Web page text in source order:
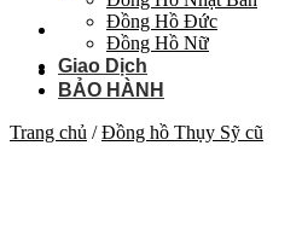
Đồng Hồ Đức
Đồng Hồ Nữ
Giao Dịch
BẢO HÀNH
Trang chủ / Đồng hồ Thụy Sỹ cũ